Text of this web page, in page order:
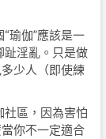
瑜伽”應該是一
趾淫亂。只是做
少人（即使練
社區，因為害怕
你不一定適合